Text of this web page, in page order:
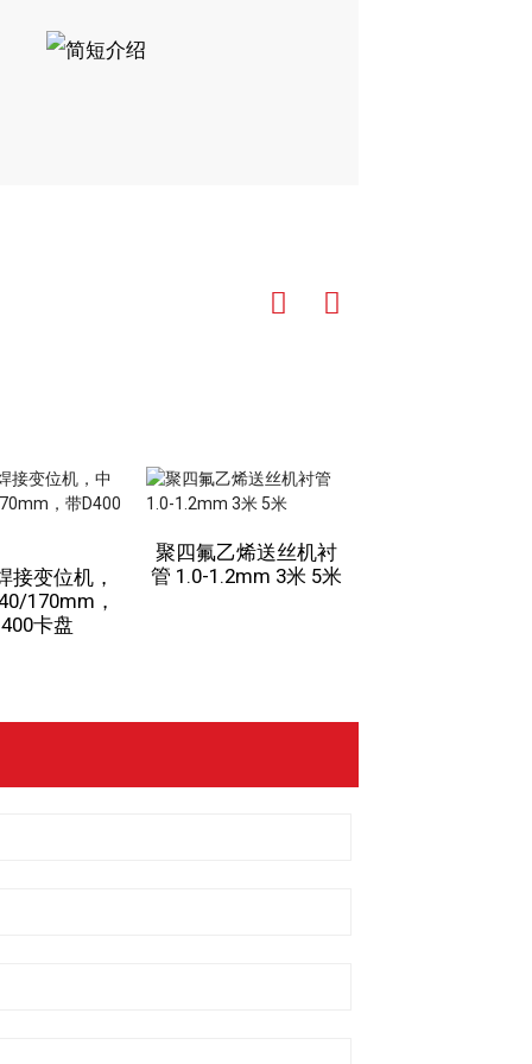
接变位机，
170mm，
卡盘
聚四氟乙烯送丝机衬
管 1.0-1.2mm 3米 5米